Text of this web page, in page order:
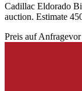
Cadillac Eldorado
auction. Estimate
Preis auf Anfragevor